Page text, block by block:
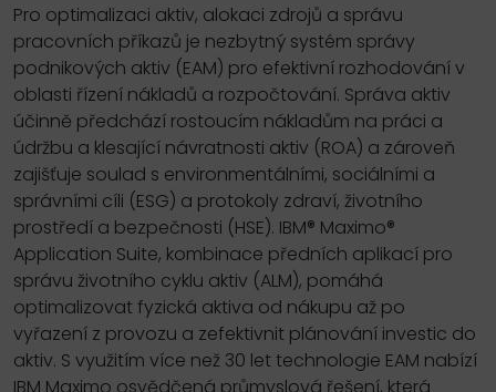
Pro optimalizaci aktiv, alokaci zdrojů a správu
pracovních příkazů je nezbytný systém správy
podnikových aktiv (EAM) pro efektivní rozhodování v
oblasti řízení nákladů a rozpočtování. Správa aktiv
účinně předchází rostoucím nákladům na práci a
údržbu a klesající návratnosti aktiv (ROA) a zároveň
zajišťuje soulad s environmentálními, sociálními a
správními cíli (ESG) a protokoly zdraví, životního
prostředí a bezpečnosti (HSE). IBM® Maximo®
Application Suite, kombinace předních aplikací pro
správu životního cyklu aktiv (ALM), pomáhá
optimalizovat fyzická aktiva od nákupu až po
vyřazení z provozu a zefektivnit plánování investic do
aktiv. S využitím více než 30 let technologie EAM nabízí
IBM Maximo osvědčená průmyslová řešení, která